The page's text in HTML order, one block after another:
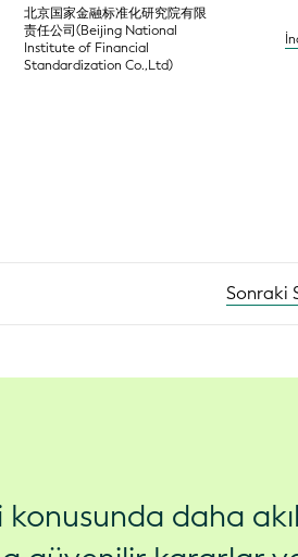
北京国家金融标准化研究院有限
责任公司(Beijing National
Institute of Financial
Standardization Co.,Ltd)
Sonraki
daha